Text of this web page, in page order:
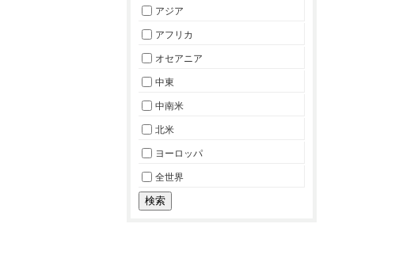
アジア
アフリカ
オセアニア
中東
中南米
北米
ヨーロッパ
全世界